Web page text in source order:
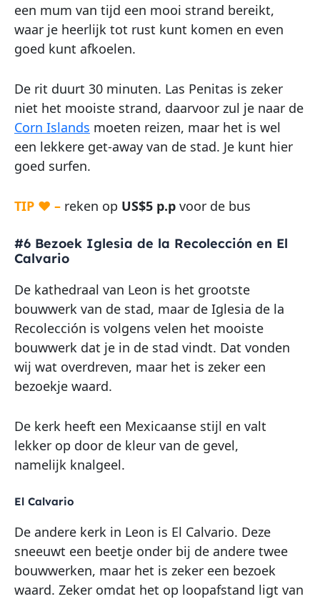
een mum van tijd een mooi strand bereikt,
waar je heerlijk tot rust kunt komen en even
goed kunt afkoelen.
De rit duurt 30 minuten. Las Penitas is zeker
niet het mooiste strand, daarvoor zul je naar de
Corn Islands moeten reizen, maar het is wel
een lekkere get-away van de stad. Je kunt hier
goed surfen.
TIP ♥ – reken op US$5 p.p voor de bus
#6 Bezoek Iglesia de la Recolección en El
Calvario
De kathedraal van Leon is het grootste
bouwwerk van de stad, maar de Iglesia de la
Recolección is volgens velen het mooiste
bouwwerk dat je in de stad vindt. Dat vonden
wij wat overdreven, maar het is zeker een
bezoekje waard.
De kerk heeft een Mexicaanse stijl en valt
lekker op door de kleur van de gevel,
namelijk knalgeel.
El Calvario
De andere kerk in Leon is El Calvario. Deze
sneeuwt een beetje onder bij de andere twee
bouwwerken, maar het is zeker een bezoek
waard. Zeker omdat het op loopafstand ligt van